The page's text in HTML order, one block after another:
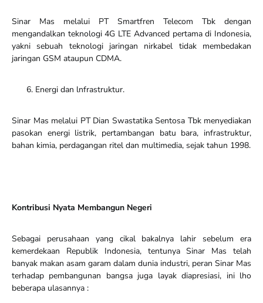
Sinar Mas melalui PT Smartfren Telecom Tbk dengan
mengandalkan teknologi 4G LTE Advanced pertama di Indonesia,
yakni sebuah teknologi jaringan nirkabel tidak membedakan
jaringan GSM ataupun CDMA.
Energi dan lnfrastruktur.
Sinar Mas melalui PT Dian Swastatika Sentosa Tbk menyediakan
pasokan energi listrik, pertambangan batu bara, infrastruktur,
bahan kimia, perdagangan ritel dan multimedia, sejak tahun 1998.
Kontribusi Nyata Membangun Negeri
Sebagai perusahaan yang cikal bakalnya lahir sebelum era
kemerdekaan Republik Indonesia, tentunya Sinar Mas telah
banyak makan asam garam dalam dunia industri, peran Sinar Mas
terhadap pembangunan bangsa juga layak diapresiasi, ini lho
beberapa ulasannya :